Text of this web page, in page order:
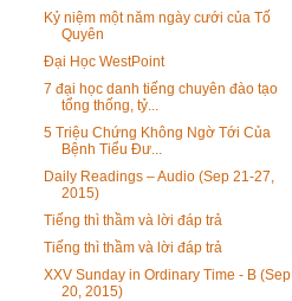
Kỷ niệm một năm ngày cưới của Tố
Quyên
Đại Học WestPoint
7 đại học danh tiếng chuyên đào tạo
tổng thống, tỷ...
5 Triệu Chứng Không Ngờ Tới Của
Bệnh Tiểu Đư...
Daily Readings – Audio (Sep 21-27,
2015)
Tiếng thì thầm và lời đáp trả
Tiếng thì thầm và lời đáp trả
XXV Sunday in Ordinary Time - B (Sep
20, 2015)